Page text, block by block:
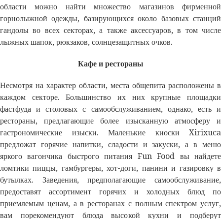
области можно найти множество магазинов фирменной
горнолыжной одежды, базирующихся около базовых станций
гандолы во всех секторах, а также аксессуаров, в том числе
лыжных шапок, рюкзаков, солнцезащитных очков.
Кафе и рестораны
Несмотря на характер области, места общепита расположены в
каждом секторе. Большинство их них крупные площадки
фастфуда и столовых с самообслуживанием, однако, есть и
рестораны, предлагающие более изысканную атмосферу и
гастрономические изыски. Маленькие киоски Xirixuca
предложат горячие напитки, сладости и закуски, а в меню
яркого вагончика быстрого питания Fun Food вы найдете
ломтики пиццы, гамбургеры, хот-доги, панини и газировку в
бутылках. Заведения, предполагающие самообслуживание,
предоставят ассортимент горячих и холодных блюд по
приемлемым ценам, а в ресторанах с полным спектром услуг,
вам порекомендуют блюда высокой кухни и подберут